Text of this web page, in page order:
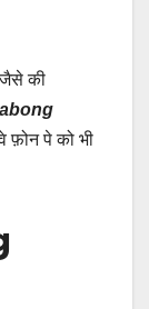
जैसे की
फ़ोन पे को भी